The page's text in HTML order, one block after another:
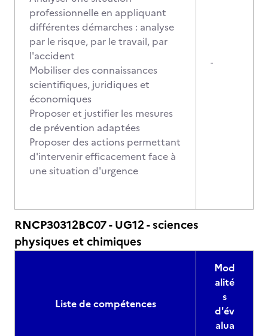
professionnelle en appliquant
différentes démarches : analyse
par le risque, par le travail, par
l'accident
Mobiliser des connaissances
scientifiques, juridiques et
économiques
Proposer et justifier les mesures
de prévention adaptées
Proposer des actions permettant
d'intervenir efficacement face à
une situation d'urgence
-
RNCP30312BC07 - UG12 - sciences
physiques et chimiques
Liste de compétences
Mod
alité
s
d'év
alua